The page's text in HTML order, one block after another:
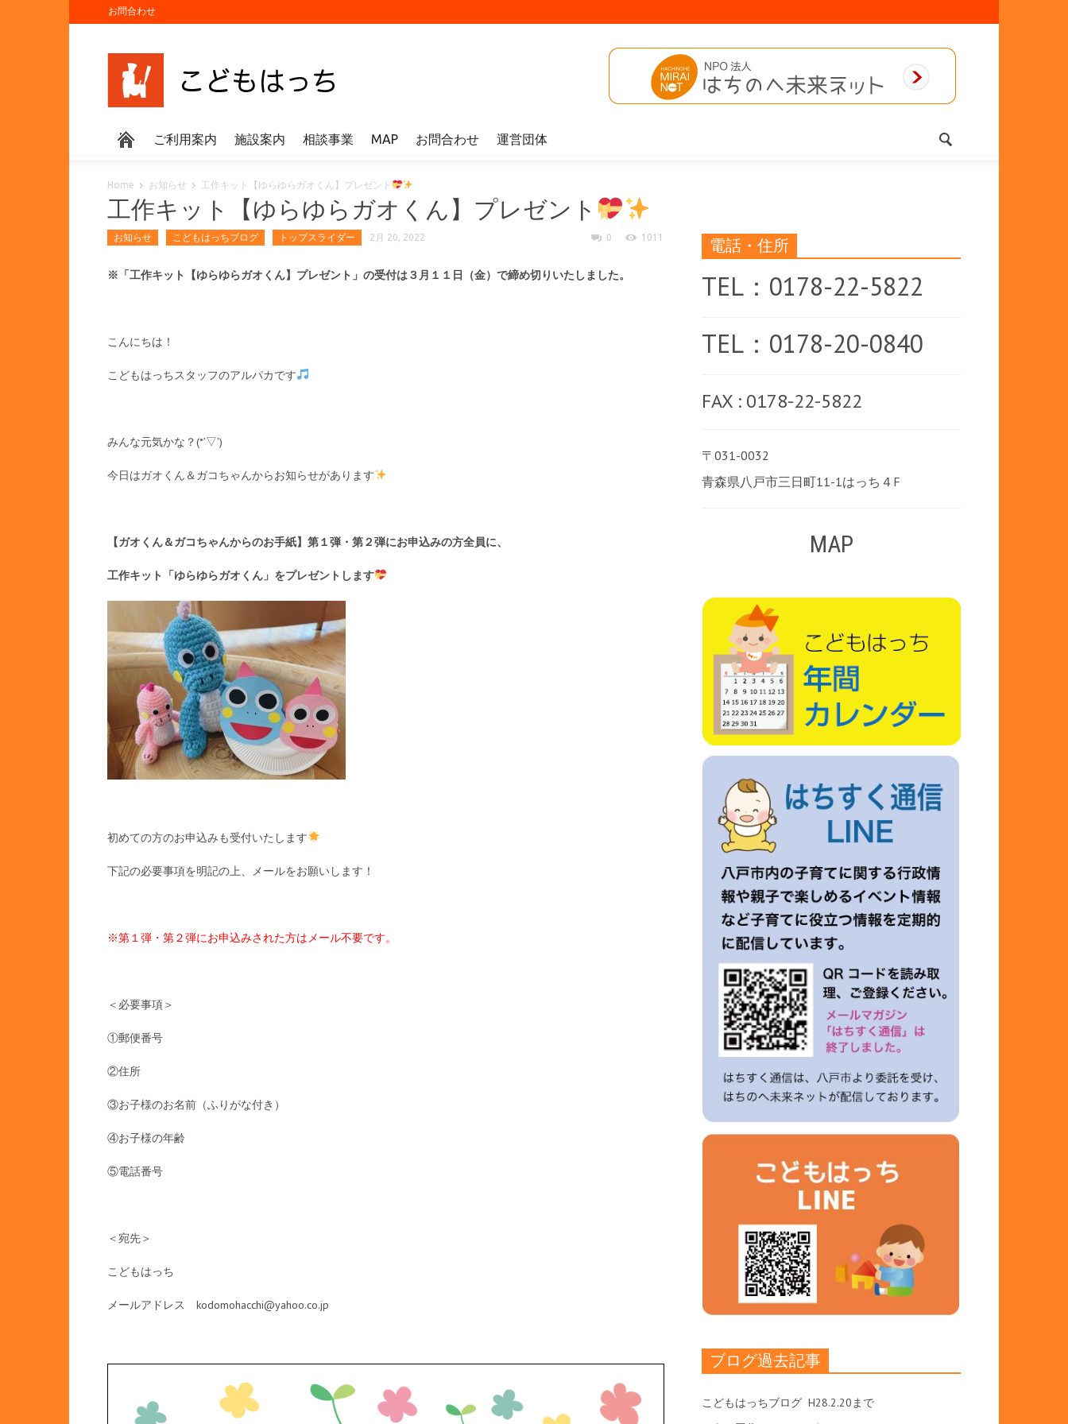
お問合わせ
ご利用案内 施設案内 相談事業 MAP お問合わせ 運営団体
Home お知らせ 工作キット【ゆらゆらガオくん】プレゼント
工作キット【ゆらゆらガオくん】プレゼント
お知らせ こどもはっちブログ トップスライダー 2月 20, 2022 0 1011
※「工作キット【ゆらゆらガオくん】プレゼント」の受付は３ 月１１日（金）で締め切りいたしました。
こんにちは！
こどもはっちスタッフのアルパカです
みんな元気かな？(*’▽’)
今日はガオくん＆ガコちゃんからお知らせがあります
【ガオくん＆ガコちゃんからのお手紙】第１弾・第２弾にお申込みの方全員に、
工作キット「ゆらゆらガオくん」をプレゼントします
初めての方のお申込みも受付いたします
下記の必要事項を明記の上、メールをお願いします！
※第１弾・第２弾にお申込みされた方はメール不要です。
＜必要事項＞
①郵便番号
②住所
③お子様のお名前（ふりがな付き）
④お子様の年齢
⑤電話番号
＜宛先＞
こどもはっち
メールアドレス kodomohacchi@yahoo.co.jp
電話・住所
TEL：0178-22-5822
TEL：0178-20-0840
FAX : 0178-22-5822
〒031-0032
青森県八戸市三日町11-1はっち４F
MAP
ブログ過去記事
こどもはっちブログ H28.2.20まで